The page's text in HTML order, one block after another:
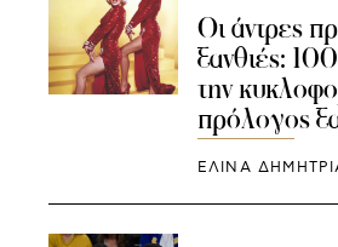
Οι άντρες
ξανθιές:
την
πρόλογος
ΕΛΙΝΑ